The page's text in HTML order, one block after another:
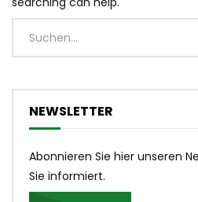
NEWSLETTER
Abonnieren Sie hier unseren
Sie informiert.